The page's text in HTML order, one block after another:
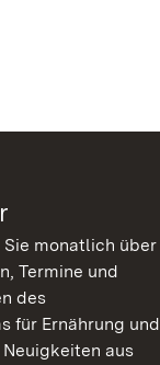
monatlich über
Termine und
des
für Ernährung und
aus